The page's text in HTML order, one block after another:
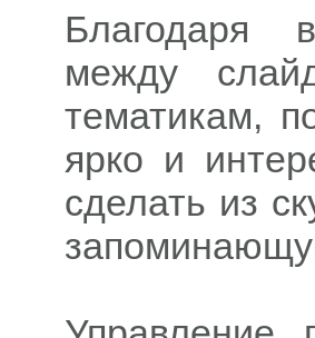
Благодаря
между
тематикам,
ярко и
сделать из